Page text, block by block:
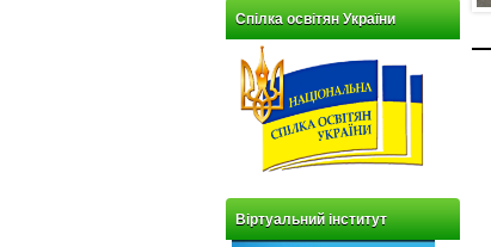
Спілка освітян України
Віртуальний інститут